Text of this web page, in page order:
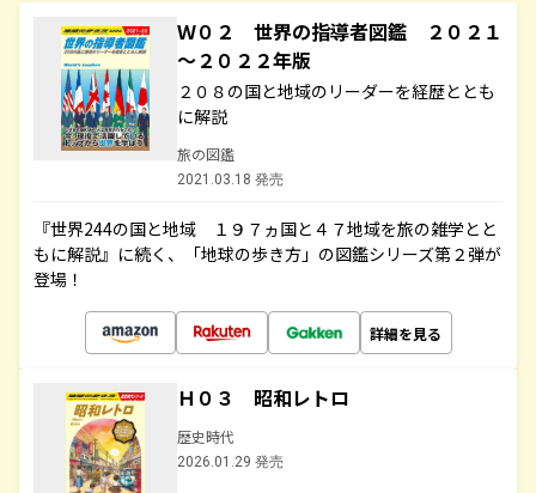
Ｗ０２ 世界の指導者図鑑 ２０２１
～２０２２年版
２０８の国と地域のリーダーを経歴ととも
に解説
旅の図鑑
2021.03.18 発売
『世界244の国と地域 １９７ヵ国と４７地域を旅の雑学とと
もに解説』に続く、「地球の歩き方」の図鑑シリーズ第２弾が
登場！
詳細を見る
Ｈ０３ 昭和レトロ
歴史時代
2026.01.29 発売